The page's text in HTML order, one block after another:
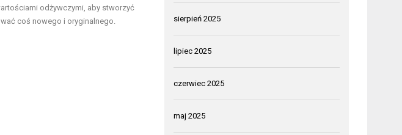
odżywczymi, aby stworzyć
coś nowego i oryginalnego.
sierpień 2025
lipiec 2025
czerwiec 2025
maj 2025